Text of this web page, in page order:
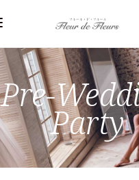
Pre-
Party